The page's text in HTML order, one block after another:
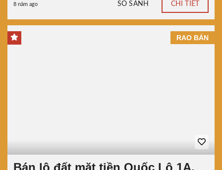
8 năm ago SO SÁNH CHI TIẾT
RAO BÁN
Bán lô đất mặt tiền Quốc Lộ 1A,